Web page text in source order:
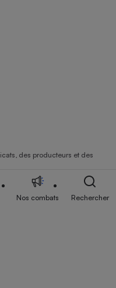
des producteurs et des
Nos combats Rechercher